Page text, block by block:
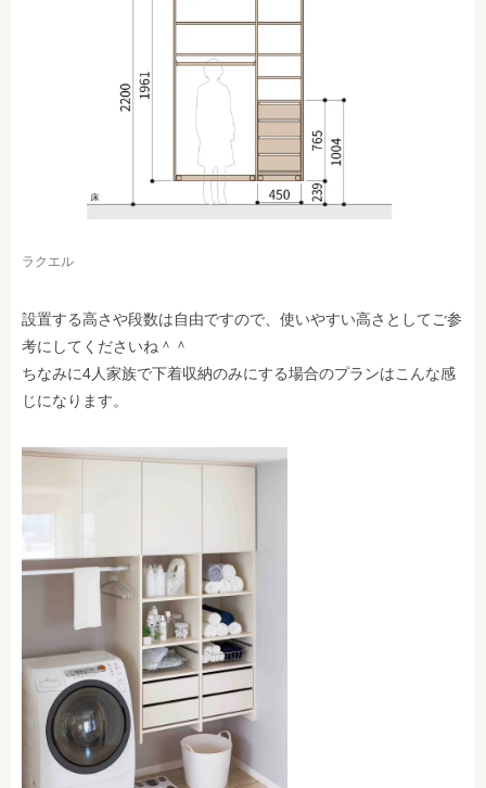
ラクエル
設置する高さや段数は自由ですので、使いやすい高さとしてご参
考にしてくださいね＾＾
ちなみに4人家族で下着収納のみにする場合のプランはこんな感
じになります。